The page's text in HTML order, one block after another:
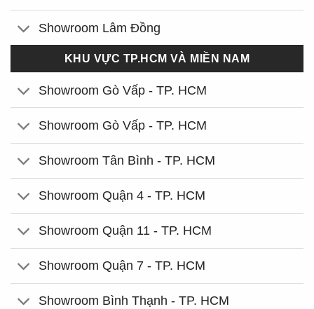
Showroom Lâm Đồng
KHU VỰC TP.HCM VÀ MIỀN NAM
Showroom Gò Vấp - TP. HCM
Showroom Gò Vấp - TP. HCM
Showroom Tân Bình - TP. HCM
Showroom Quận 4 - TP. HCM
Showroom Quận 11 - TP. HCM
Showroom Quận 7 - TP. HCM
Showroom Bình Thạnh - TP. HCM